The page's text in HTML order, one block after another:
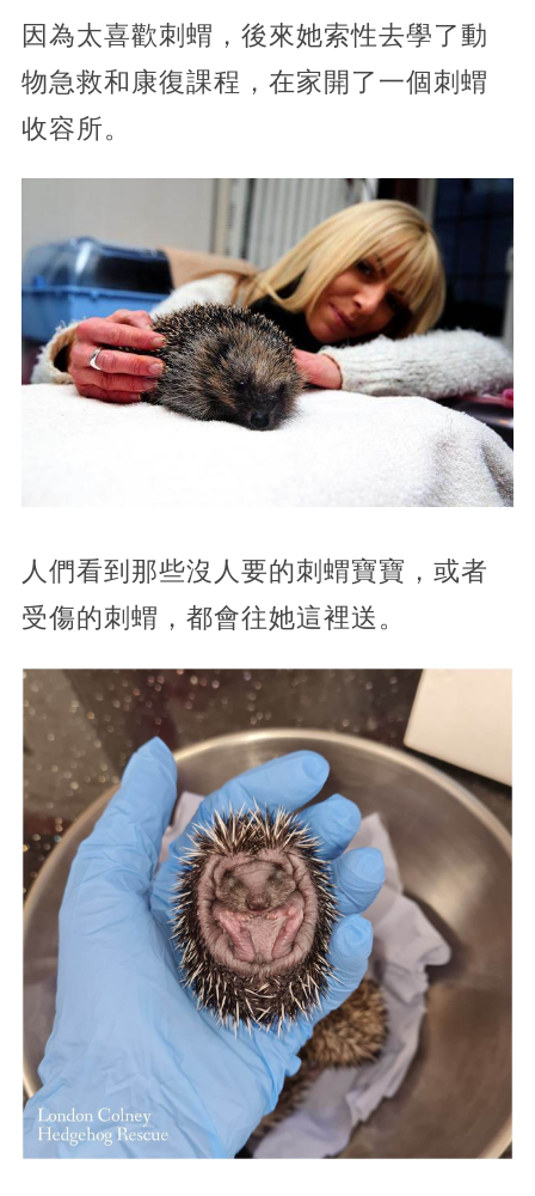
因為太喜歡刺蝟，後來她索性去學了動
物急救和康復課程，在家開了一個刺蝟
收容所。
人們看到那些沒人要的刺蝟寶寶，或者
受傷的刺蝟，都會往她這裡送。